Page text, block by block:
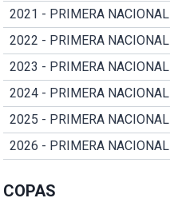
2021 - PRIMERA NACIONAL
2022 - PRIMERA NACIONAL
2023 - PRIMERA NACIONAL
2024 - PRIMERA NACIONAL
2025 - PRIMERA NACIONAL
2026 - PRIMERA NACIONAL
COPAS